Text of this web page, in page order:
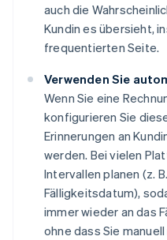
auch die
Kundin es übersieht,
frequentierten Seite.
Verwenden Sie
Wenn Sie eine
konfigurieren Sie
Erinnerungen an
werden. Bei vielen
Intervallen planen (z.
Fälligkeitsdatum),
immer wieder an das
ohne dass Sie